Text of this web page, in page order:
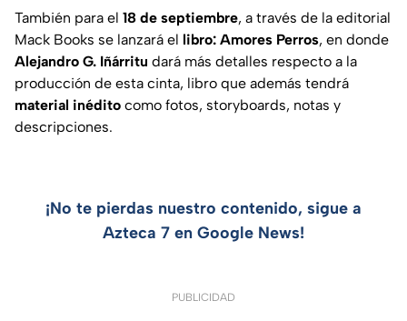
También para el 18 de septiembre, a través de la editorial
Mack Books se lanzará el libro: Amores Perros, en donde
Alejandro G. Iñárritu dará más detalles respecto a la
producción de esta cinta, libro que además tendrá
material inédito como fotos, storyboards, notas y
descripciones.
¡No te pierdas nuestro contenido, sigue a
Azteca 7 en Google News!
PUBLICIDAD